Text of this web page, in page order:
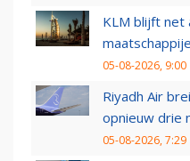
KLM blijft net
05-08-2026, 9:00
Riyadh Air
opnieuw drie
05-08-2026, 7:29